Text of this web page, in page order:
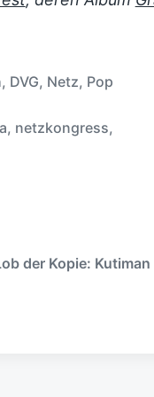
, DVG, Netz, Pop
, netzkongress,
der Kopie: Kutiman